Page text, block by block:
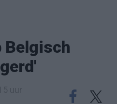
Belgisch